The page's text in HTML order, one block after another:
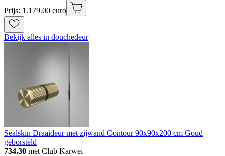
Prijs: 1.179.00 euro
Bekijk alles in douchedeur
Sealskin Draaideur met zijwand Contour 90x90x200 cm Goud
geborsteld
734.30 met Club Karwei